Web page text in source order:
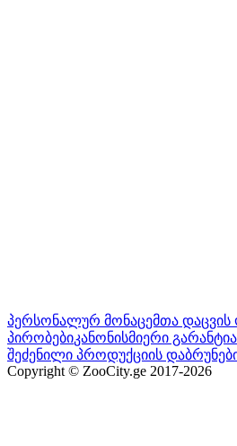
პერსონალურ მონაცემთა
პირობებიკანონისმიერი გარანტია
შეძენილი პროდუქციის
Copyright © ZooCity.ge 2017-2026